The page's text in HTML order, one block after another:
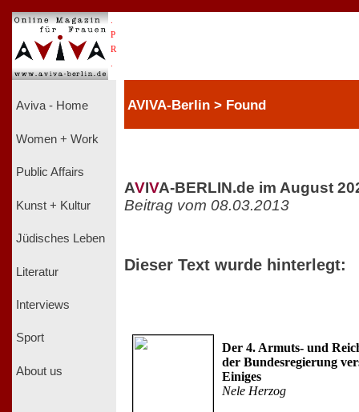
P
R
Aviva - Home
Women + Work
Public Affairs
Kunst + Kultur
Jüdisches Leben
Literatur
Interviews
Sport
About us
AVIVA-Berlin > Found
AVIVA-BERLIN.de im August
Beitrag vom 08.03.2013
Dieser Text wurde hinterlegt:
Der 4. Armuts- und
der Bundesregierung
Einiges
Nele Herzog